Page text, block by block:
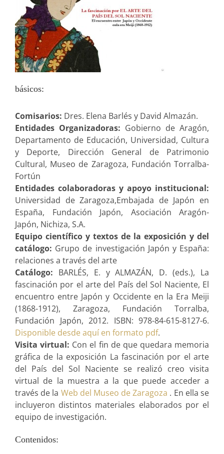
básicos:
Comisarios: Dres. Elena Barlés y David Almazán.
Entidades Organizadoras: Gobierno de Aragón,
Departamento de Educación, Universidad, Cultura
y Deporte, Dirección General de Patrimonio
Cultural, Museo de Zaragoza, Fundación Torralba-
Fortún
Entidades colaboradoras y apoyo institucional:
Universidad de Zaragoza,Embajada de Japón en
España, Fundación Japón, Asociación Aragón-
Japón, Nichiza, S.A.
Equipo científico y textos de la exposición y del
catálogo: Grupo de investigación Japón y España:
relaciones a través del arte
Catálogo: BARLÉS, E. y ALMAZÁN, D. (eds.), La
fascinación por el arte del País del Sol Naciente, El
encuentro entre Japón y Occidente en la Era Meiji
(1868-1912), Zaragoza, Fundación Torralba,
Fundación Japón, 2012. ISBN: 978-84-615-8127-6.
Disponible desde aquí en formato pdf.
Visita virtual: Con el fin de que quedara memoria
gráfica de la exposición La fascinación por el arte
del País del Sol Naciente se realizó creo visita
virtual de la muestra a la que puede acceder a
través de la Web del Museo de Zaragoza . En ella se
incluyeron distintos materiales elaborados por el
equipo de investigación.
Contenidos: